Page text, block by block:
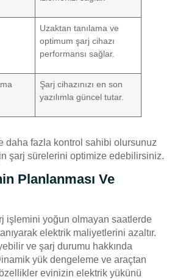
Uzaktan tanılama ve
optimum şarj cihazı
performansı sağlar.
Şarj cihazınızı en son
yazılımla güncel tutar.
daha fazla kontrol sahibi olursunuz
şarj sürelerini optimize edebilirsiniz.
Planlanması Ve
işlemini yoğun olmayan saatlerde
elektrik maliyetlerini azaltır.
ve şarj durumu hakkında
yük dengeleme ve araçtan
evinizin elektrik yükünü